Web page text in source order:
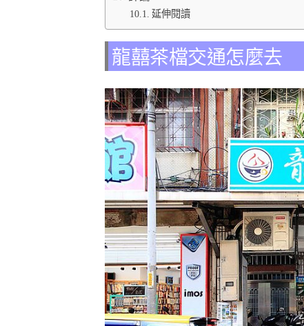
延伸閱讀
龍囍茶檔交通怎麼去